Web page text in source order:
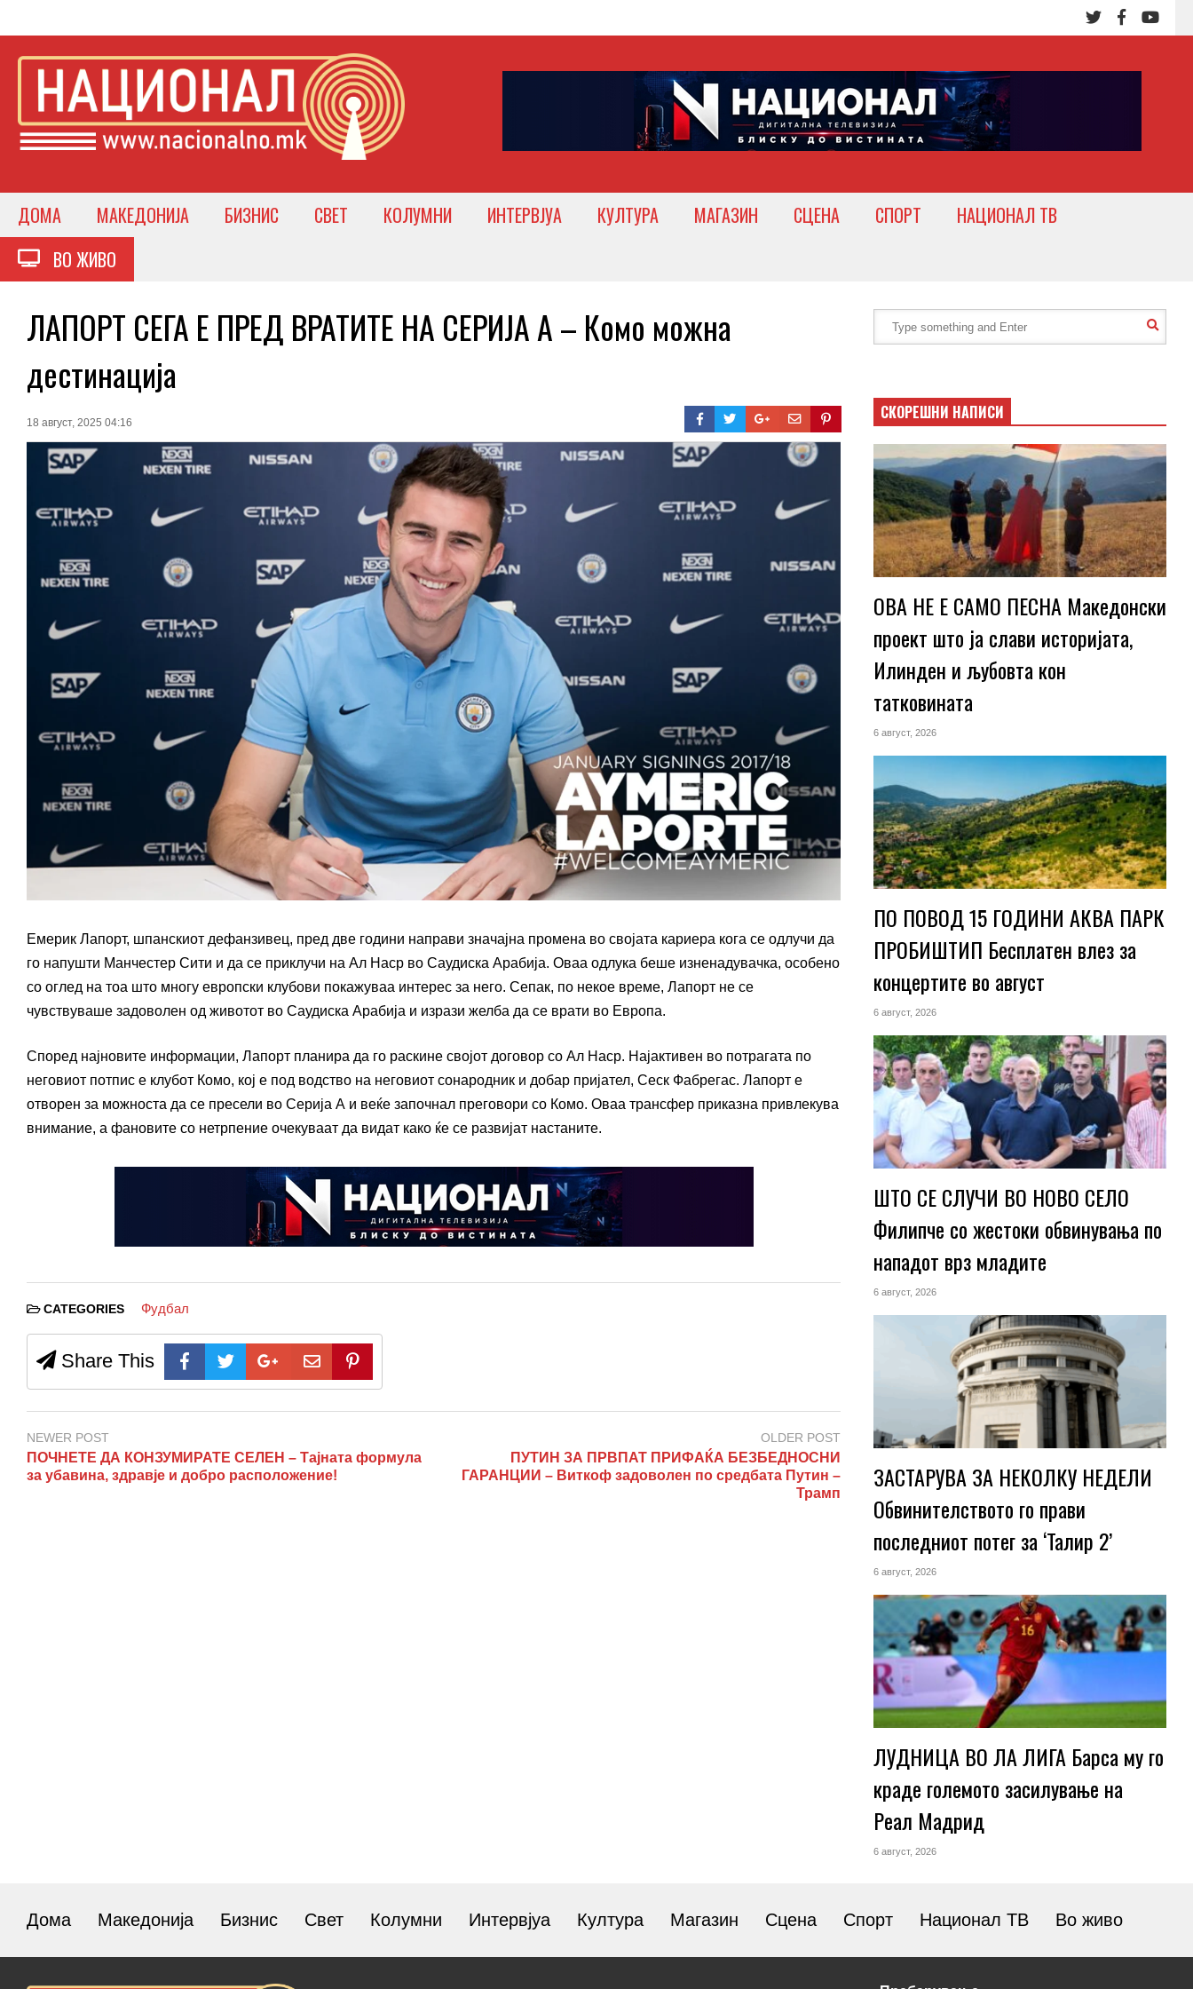
ДОМА МАКЕДОНИЈА БИЗНИС СВЕТ КОЛУМНИ ИНТЕРВЈУА КУЛТУРА МАГАЗИН СЦЕНА СПОРТ
НАЦИОНАЛ ТВ
ВО ЖИВО
ЛАПОРТ СЕГА Е ПРЕД ВРАТИТЕ НА СЕРИЈА А – Комо можна
дестинација
18 август, 2025 04:16
Емерик Лапорт, шпанскиот дефанзивец, пред две години направи значајна промена во својата кариера кога се одлучи да
го напушти Манчестер Сити и да се приклучи на Ал Наср во Саудиска Арабија. Оваа одлука беше изненадувачка, особено
со оглед на тоа што многу европски клубови покажуваа интерес за него. Сепак, по некое време, Лапорт не се
чувствуваше задоволен од животот во Саудиска Арабија и изрази желба да се врати во Европа.
Според најновите информации, Лапорт планира да го раскине својот договор со Ал Наср. Најактивен во потрагата по
неговиот потпис е клубот Комо, кој е под водство на неговиот сонародник и добар пријател, Сеск Фабрегас. Лапорт е
отворен за можноста да се пресели во Серија А и веќе започнал преговори со Комо. Оваа трансфер приказна привлекува
внимание, а фановите со нетрпение очекуваат да видат како ќе се развијат настаните.
CATEGORIES Фудбал
Share This
NEWER POST
ПОЧНЕТЕ ДА КОНЗУМИРАТЕ СЕЛЕН – Тајната формула
за убавина, здравје и добро расположение!
OLDER POST
ПУТИН ЗА ПРВПАТ ПРИФАЌА БЕЗБЕДНОСНИ
ГАРАНЦИИ – Виткоф задоволен по средбата Путин –
Трамп
СКОРЕШНИ НАПИСИ
ОВА НЕ Е САМО ПЕСНА Македонски
проект што ја слави историјата,
Илинден и љубовта кон
татковината
6 август, 2026
ПО ПОВОД 15 ГОДИНИ АКВА ПАРК
ПРОБИШТИП Бесплатен влез за
концертите во август
6 август, 2026
ШТО СЕ СЛУЧИ ВО НОВО СЕЛО
Филипче со жестоки обвинувања по
нападот врз младите
6 август, 2026
ЗАСТАРУВА ЗА НЕКОЛКУ НЕДЕЛИ
Обвинителството го прави
последниот потег за ‘Талир 2’
6 август, 2026
ЛУДНИЦА ВО ЛА ЛИГА Барса му го
краде големото засилување на
Реал Мадрид
6 август, 2026
Дома Македонија Бизнис Свет Колумни Интервјуа Култура Магазин Сцена Спорт Национал ТВ Во живо